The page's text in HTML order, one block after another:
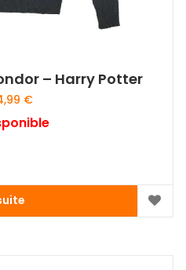
– Harry Potter
€